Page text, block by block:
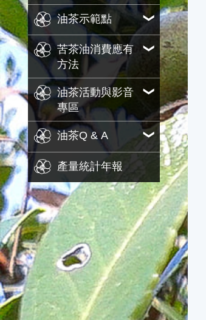
油茶示範點
苦茶油消費應有
方法
油茶活動與影音
專區
油茶Q & A
產量統計年報